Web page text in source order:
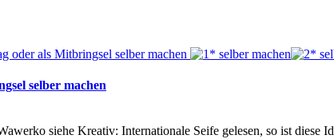
selber machen
siehe Kreativ: Internationale Seife gelesen, so ist diese